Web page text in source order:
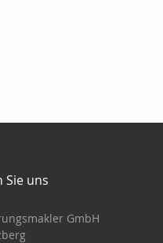
Sie uns
GmbH